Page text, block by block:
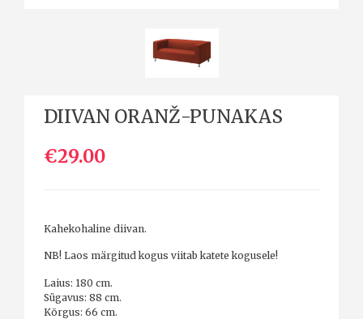
DIIVAN ORANŽ-PUNAKAS
€29.00
Kahekohaline diivan.
NB! Laos märgitud kogus viitab katete kogusele!
Laius: 180 cm.
Sügavus: 88 cm.
Kõrgus: 66 cm.